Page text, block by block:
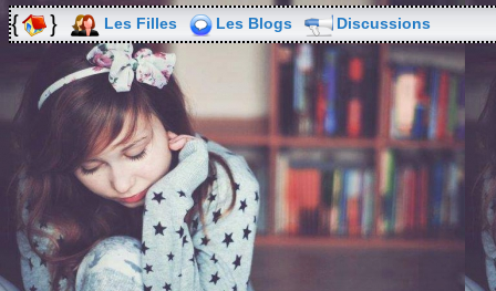
Les Filles Les Blogs Discussions